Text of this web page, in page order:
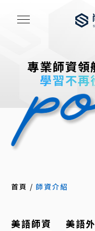
專業師資領
學習不再
首頁 /師資介紹
美語師資 美語